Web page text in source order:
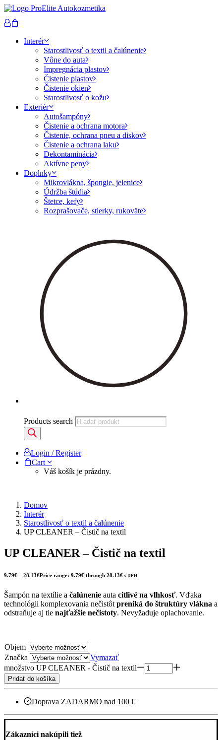
Interér
Starostlivosť o textil a čalúnenie
Vône do auta
Impregnácia plastov
Čistenie plastov
Čistenie okien
Starostlivosť o kožu
Exteriér
Autošampóny
Čistenie a ochrana motora
Čistenie, ochrana pneu a diskov
Čistenie a ochrana laku
Dekontaminácia
Aktívne peny
Doplnky
Mikrovlákna, špongie, jelenice
Údržba štúdia
Štetce, kefy
Rozprašovače, stierky, rukoväte
Products search
Login / Register
Cart
Váš košík je prázdny.
Domov
Interér
Starostlivosť o textil a čalúnenie
UP CLEANER – Čistič na textil
UP CLEANER – Čistič na textil
9.79€ – 28.13€Price range: 9.79€ through 28.13€ s DPH
Šampón na textílie a čalúnenie auta citlivé na vlhkosť. Vďaka
technológii komplexovania nečistôt preniká do štruktúry vlákna a
odstraňuje aj tie najťažšie nečistoty. Nevyžaduje oplachovanie.
Objem
Značka
Vymazať
množstvo UP CLEANER - Čistič na textil
Pridať do košíka
Doprava ZADARMO nad 100 €
Zákazníci nakúpili tiež